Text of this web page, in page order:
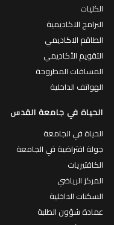
الكليات
البرامج الاكاديمية
الطاقم الاكاديمي
التقويم الأكاديمي
المساقات المطروحة
الهواتف الداخلية
الحياة في جامعة القدس
الحياة في الجامعة
جولة افتراضية في الجامعة
الكافتيريات
المركز الرياضي
السكنات الداخلية
عمادة شؤون الطلبة